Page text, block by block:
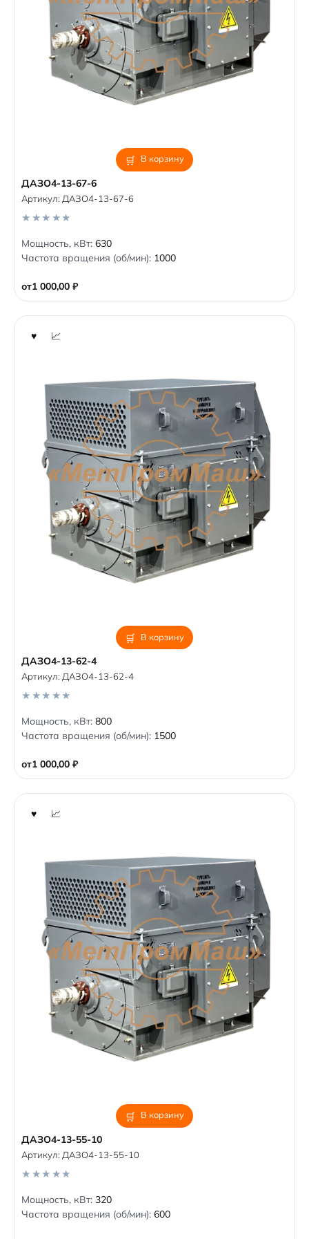
В корзину
ДАЗО4-13-67-6
от1 000,00 ₽
Артикул: ДАЗО4-13-67-6
0
o
u
f
5
Мощность, кВт: 630
Частота вращения (об/мин): 1000
В корзину
ДАЗО4-13-62-4
от1 000,00 ₽
Артикул: ДАЗО4-13-62-4
0
o
u
f
5
Мощность, кВт: 800
Частота вращения (об/мин): 1500
В корзину
ДАЗО4-13-55-10
Артикул: ДАЗО4-13-55-10
0
o
u
Мощность, кВт: 320
Частота вращения (об/мин): 600